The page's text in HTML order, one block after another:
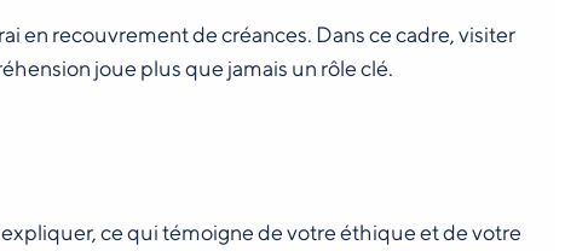
en recouvrement de créances. Dans ce cadre, visiter
joue plus que jamais un rôle clé.
ce qui témoigne de votre éthique et de votre